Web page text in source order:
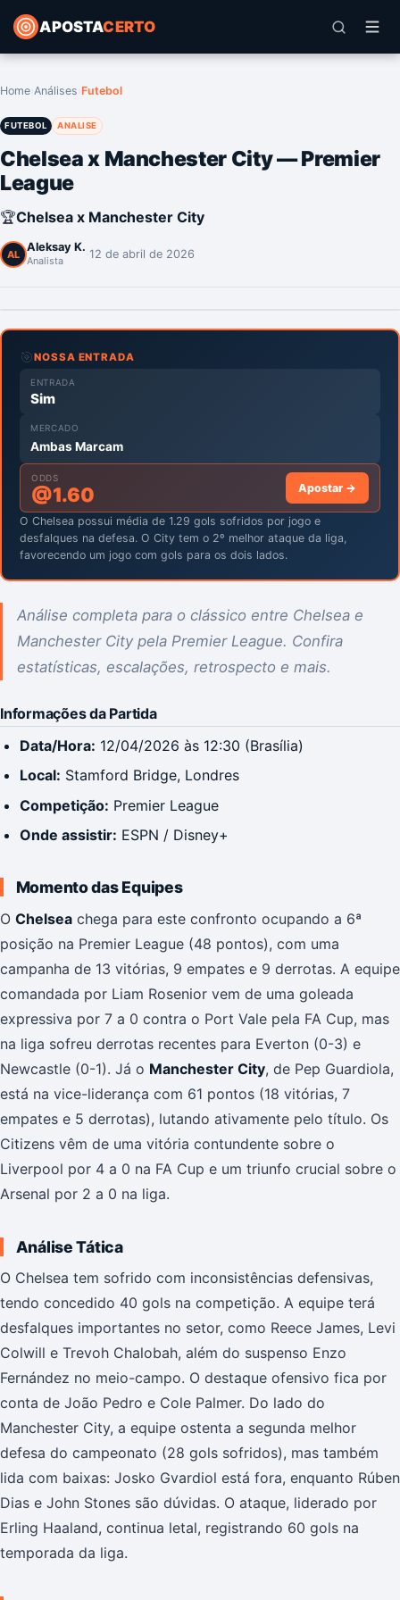
APOSTACERTO
Home Análises Futebol
FUTEBOL ANALISE
Chelsea x Manchester City — Premier
League
🏆Chelsea x Manchester City
AL
Aleksay K.
Analista 12 de abril de 2026
🎯NOSSA ENTRADA
ENTRADA
Sim
MERCADO
Ambas Marcam
ODDS
@1.60 Apostar →
O Chelsea possui média de 1.29 gols sofridos por jogo e
desfalques na defesa. O City tem o 2º melhor ataque da liga,
favorecendo um jogo com gols para os dois lados.
Análise completa para o clássico entre Chelsea e
Manchester City pela Premier League. Confira
estatísticas, escalações, retrospecto e mais.
Informações da Partida
Data/Hora: 12/04/2026 às 12:30 (Brasília)
Local: Stamford Bridge, Londres
Competição: Premier League
Onde assistir: ESPN / Disney+
Momento das Equipes
O Chelsea chega para este confronto ocupando a 6ª
posição na Premier League (48 pontos), com uma
campanha de 13 vitórias, 9 empates e 9 derrotas. A equipe
comandada por Liam Rosenior vem de uma goleada
expressiva por 7 a 0 contra o Port Vale pela FA Cup, mas
na liga sofreu derrotas recentes para Everton (0-3) e
Newcastle (0-1). Já o Manchester City, de Pep Guardiola,
está na vice-liderança com 61 pontos (18 vitórias, 7
empates e 5 derrotas), lutando ativamente pelo título. Os
Citizens vêm de uma vitória contundente sobre o
Liverpool por 4 a 0 na FA Cup e um triunfo crucial sobre o
Arsenal por 2 a 0 na liga.
Análise Tática
O Chelsea tem sofrido com inconsistências defensivas,
tendo concedido 40 gols na competição. A equipe terá
desfalques importantes no setor, como Reece James, Levi
Colwill e Trevoh Chalobah, além do suspenso Enzo
Fernández no meio-campo. O destaque ofensivo fica por
conta de João Pedro e Cole Palmer. Do lado do
Manchester City, a equipe ostenta a segunda melhor
defesa do campeonato (28 gols sofridos), mas também
lida com baixas: Josko Gvardiol está fora, enquanto Rúben
Dias e John Stones são dúvidas. O ataque, liderado por
Erling Haaland, continua letal, registrando 60 gols na
temporada da liga.